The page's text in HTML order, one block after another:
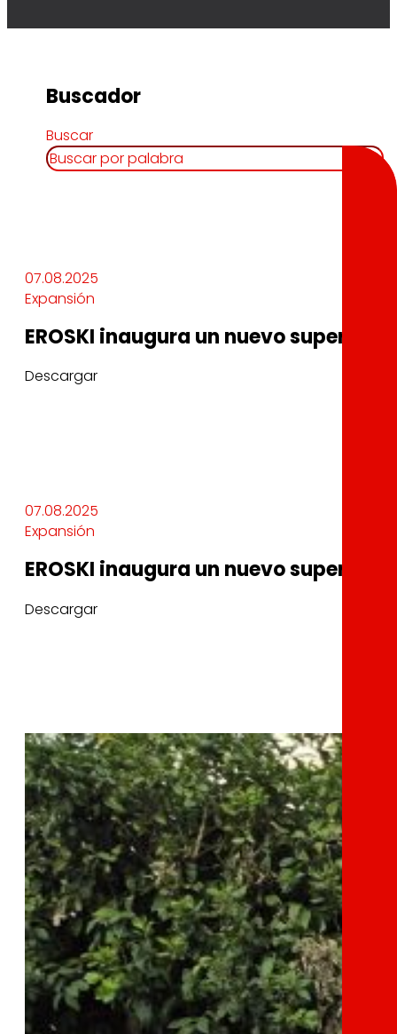
Buscador
Buscar
07.08.2025
Expansión
EROSKI inaugura un nuevo
Descargar
07.08.2025
Expansión
EROSKI inaugura un nuevo
Descargar